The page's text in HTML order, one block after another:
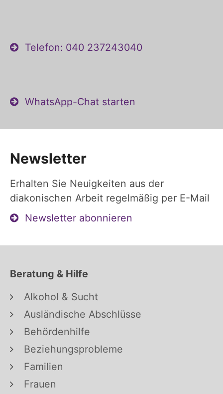
Telefon: 040 237243040
WhatsApp-Chat starten
Newsletter
Erhalten Sie Neuigkeiten aus der
diakonischen Arbeit regelmäßig per E-Mail
Newsletter abonnieren
Beratung & Hilfe
Alkohol & Sucht
Ausländische Abschlüsse
Behördenhilfe
Beziehungsprobleme
Familien
Frauen